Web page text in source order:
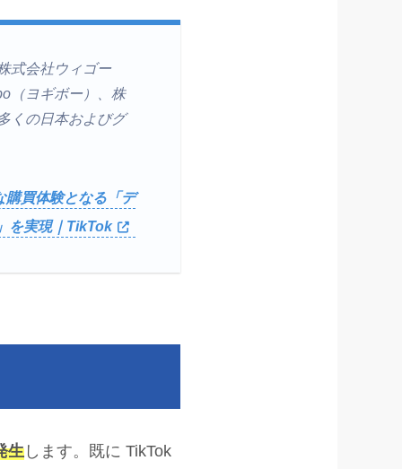
式会社ウィゴー
（ヨギボー）、株
くの日本およびグ
買体験となる「デ
を実現｜TikTok
生します。既に TikTok